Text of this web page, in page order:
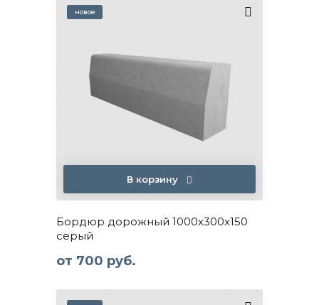
В корзину
Бордюр дорожный 1000х300х150
серый
от 700 руб.